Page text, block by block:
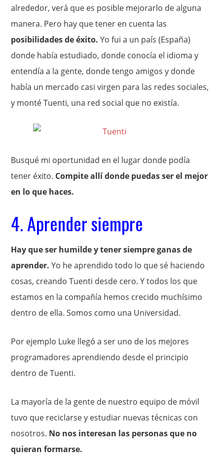
alrededor, verá que es posible mejorarlo de alguna
manera. Pero hay que tener en cuenta las
posibilidades de éxito. Yo fui a un país (España)
donde había estudiado, donde conocía el idioma y
entendía a la gente, donde tengo amigos y donde
había un mercado casi virgen para las redes sociales,
y monté Tuenti, una red social que no existía.
Busqué mi oportunidad en el lugar donde podía
tener éxito. Compite allí donde puedas ser el mejor
en lo que haces.
4. Aprender siempre
Hay que ser humilde y tener siempre ganas de
aprender. Yo he aprendido todo lo que sé haciendo
cosas, creando Tuenti desde cero. Y todos los que
estamos en la compañía hemos crecido muchísimo
dentro de ella. Somos como una Universidad.
Por ejemplo Luke llegó a ser uno de los mejores
programadores aprendiendo desde el principio
dentro de Tuenti.
La mayoría de la gente de nuestro equipo de móvil
tuvo que reciclarse y estudiar nuevas técnicas con
nosotros. No nos interesan las personas que no
quieran formarse.